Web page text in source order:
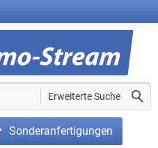
Sonderanfertigungen
Erweiterte Suche